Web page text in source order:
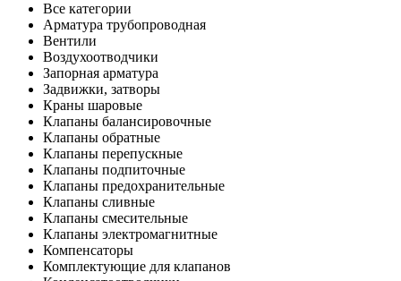
Все категории
Арматура трубопроводная
Вентили
Воздухоотводчики
Запорная арматура
Задвижки, затворы
Краны шаровые
Клапаны балансировочные
Клапаны обратные
Клапаны перепускные
Клапаны подпиточные
Клапаны предохранительные
Клапаны сливные
Клапаны смесительные
Клапаны электромагнитные
Компенсаторы
Комплектующие для клапанов